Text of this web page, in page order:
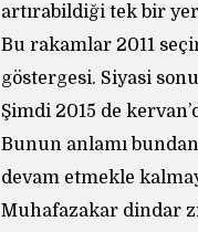
artırabildiği tek bir
Bu rakamlar 2011
göstergesi. Siyasi
Şimdi 2015 de
Bunun anlamı
devam etmekle
Muhafazakar dindar